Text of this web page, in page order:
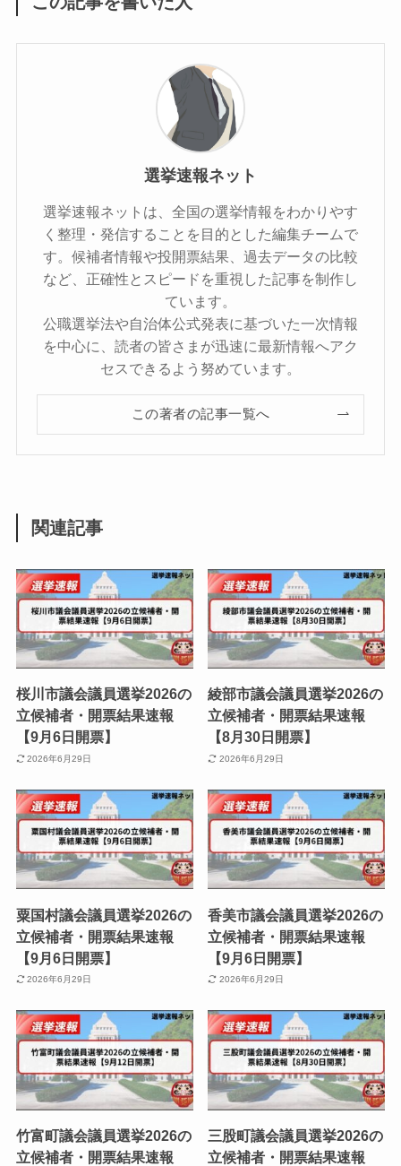
選挙速報ネット
選挙速報ネットは、全国の選挙情報をわかりやす
く整理・発信することを目的とした編集チームで
す。候補者情報や投開票結果、過去データの比較
など、正確性とスピードを重視した記事を制作し
ています。
公職選挙法や自治体公式発表に基づいた一次情報
を中心に、読者の皆さまが迅速に最新情報へアク
セスできるよう努めています。
この著者の記事一覧へ
関連記事
桜川市議会議員選挙2026の
立候補者・開票結果速報
【9月6日開票】
2026年6月29日
綾部市議会議員選挙2026の
立候補者・開票結果速報
【8月30日開票】
2026年6月29日
粟国村議会議員選挙2026の
立候補者・開票結果速報
【9月6日開票】
2026年6月29日
香美市議会議員選挙2026の
立候補者・開票結果速報
【9月6日開票】
2026年6月29日
竹富町議会議員選挙2026の
立候補者・開票結果速報
三股町議会議員選挙2026の
立候補者・開票結果速報